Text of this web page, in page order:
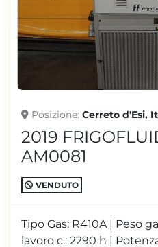
Posizione Cerreto d'Esi,
2019
AM0081
VENDUTO
Tipo Gas: R410A | Peso
lavoro c.: 2290 h |